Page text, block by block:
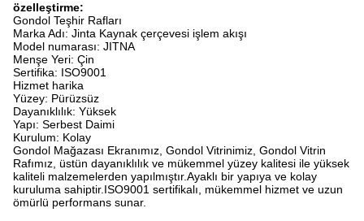
özelleştirme:
Gondol Teşhir Rafları
Marka Adı: Jinta Kaynak çerçevesi işlem akışı
Model numarası: JITNA
Menşe Yeri: Çin
Sertifika: ISO9001
Hizmet harika
Yüzey: Pürüzsüz
Dayanıklılık: Yüksek
Yapı: Serbest Daimi
Kurulum: Kolay
Gondol Mağazası Ekranımız, Gondol Vitrinimiz, Gondol Vitrin
Rafımız, üstün dayanıklılık ve mükemmel yüzey kalitesi ile yüksek
kaliteli malzemelerden yapılmıştır.Ayaklı bir yapıya ve kolay
kuruluma sahiptir.ISO9001 sertifikalı, mükemmel hizmet ve uzun
ömürlü performans sunar.